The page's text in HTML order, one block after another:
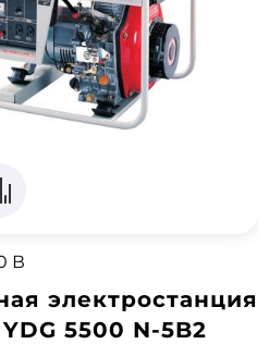
В
электростанция
5500 N-5B2